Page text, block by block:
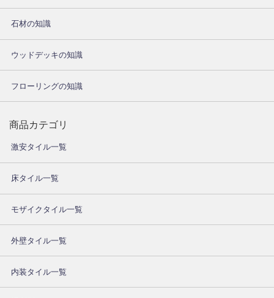
石材の知識
ウッドデッキの知識
フローリングの知識
商品カテゴリ
激安タイル一覧
床タイル一覧
モザイクタイル一覧
外壁タイル一覧
内装タイル一覧